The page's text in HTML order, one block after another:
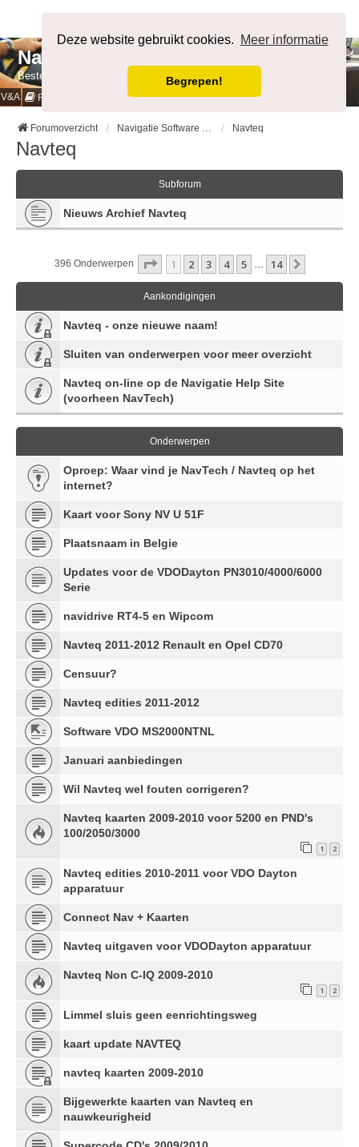
Deze website gebruikt cookies. Meer informatie
Begrepen!
NavigatieForum
Bestemming bereikt.
V&A Regels
Forumoverzicht Navigatie Software & Software voor Mobiele Systemen Navteq
Navteq
Subforum
Nieuws Archief Navteq
396 Onderwerpen Pagina Van14
1 2 3 4 5 … 14
Aankondigingen
Navteq - onze nieuwe naam!
Sluiten van onderwerpen voor meer overzicht
Navteq on-line op de Navigatie Help Site
(voorheen NavTech)
Onderwerpen
Oproep: Waar vind je NavTech / Navteq op het
internet?
Kaart voor Sony NV U 51F
Plaatsnaam in Belgie
Updates voor de VDODayton PN3010/4000/6000
Serie
navidrive RT4-5 en Wipcom
Navteq 2011-2012 Renault en Opel CD70
Censuur?
Navteq edities 2011-2012
Software VDO MS2000NTNL
Januari aanbiedingen
Wil Navteq wel fouten corrigeren?
Navteq kaarten 2009-2010 voor 5200 en PND's
100/2050/3000
1 2
Navteq edities 2010-2011 voor VDO Dayton
apparatuur
Connect Nav + Kaarten
Navteq uitgaven voor VDODayton apparatuur
Navteq Non C-IQ 2009-2010
1 2
Limmel sluis geen eenrichtingsweg
kaart update NAVTEQ
navteq kaarten 2009-2010
Bijgewerkte kaarten van Navteq en
nauwkeurigheid